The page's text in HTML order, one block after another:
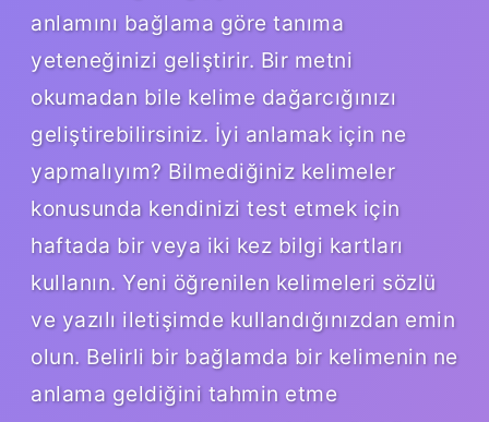
anlamını bağlama göre tanıma
yeteneğinizi geliştirir. Bir metni
okumadan bile kelime dağarcığınızı
geliştirebilirsiniz. İyi anlamak için ne
yapmalıyım? Bilmediğiniz kelimeler
konusunda kendinizi test etmek için
haftada bir veya iki kez bilgi kartları
kullanın. Yeni öğrenilen kelimeleri sözlü
ve yazılı iletişimde kullandığınızdan emin
olun. Belirli bir bağlamda bir kelimenin ne
anlama geldiğini tahmin etme